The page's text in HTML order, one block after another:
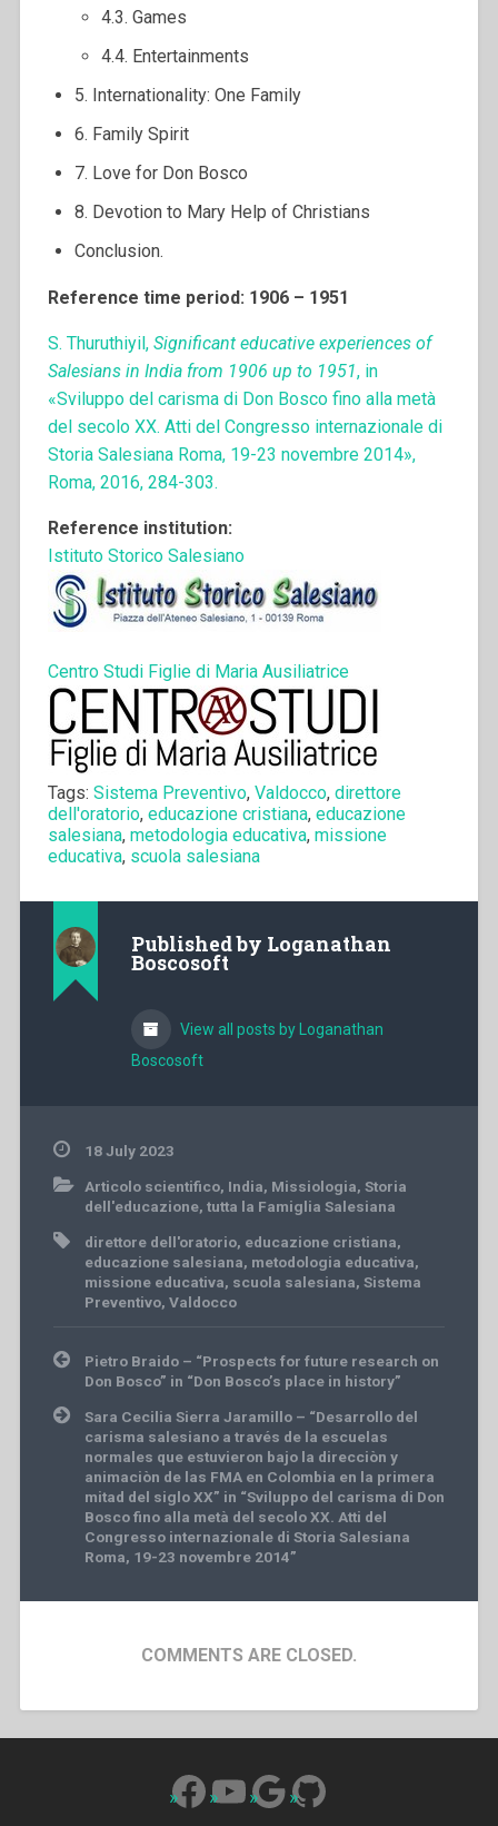
4.3. Games
4.4. Entertainments
5. Internationality: One Family
6. Family Spirit
7. Love for Don Bosco
8. Devotion to Mary Help of Christians
Conclusion.
Reference time period: 1906 – 1951
S. Thuruthiyil, Significant educative experiences of
Salesians in India from 1906 up to 1951, in
«Sviluppo del carisma di Don Bosco fino alla metà
del secolo XX. Atti del Congresso internazionale di
Storia Salesiana Roma, 19-23 novembre 2014»,
Roma, 2016, 284-303.
Reference institution:
Istituto Storico Salesiano
Centro Studi Figlie di Maria Ausiliatrice
Tags: Sistema Preventivo, Valdocco, direttore
dell'oratorio, educazione cristiana, educazione
salesiana, metodologia educativa, missione
educativa, scuola salesiana
Published by Loganathan
Boscosoft
View all posts by Loganathan
Boscosoft
18 July 2023
Articolo scientifico, India, Missiologia, Storia
dell'educazione, tutta la Famiglia Salesiana
direttore dell'oratorio, educazione cristiana,
educazione salesiana, metodologia educativa,
missione educativa, scuola salesiana, Sistema
Preventivo, Valdocco
Post
navigation
Pietro Braido – “Prospects for future research on
Don Bosco” in “Don Bosco’s place in history”
Sara Cecilia Sierra Jaramillo – “Desarrollo del
carisma salesiano a través de la escuelas
normales que estuvieron bajo la direcciòn y
animaciòn de las FMA en Colombia en la primera
mitad del siglo XX” in “Sviluppo del carisma di Don
Bosco fino alla metà del secolo XX. Atti del
Congresso internazionale di Storia Salesiana
Roma, 19-23 novembre 2014”
COMMENTS ARE CLOSED.
Facebook
YouTube
Google
GitHub